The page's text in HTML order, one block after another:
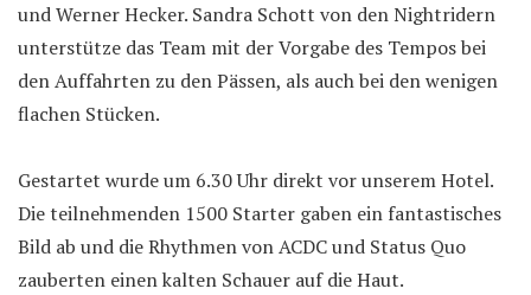
und Werner Hecker. Sandra Schott von den Nightridern
unterstütze das Team mit der Vorgabe des Tempos bei
den Auffahrten zu den Pässen, als auch bei den wenigen
flachen Stücken.
Gestartet wurde um 6.30 Uhr direkt vor unserem Hotel.
Die teilnehmenden 1500 Starter gaben ein fantastisches
Bild ab und die Rhythmen von ACDC und Status Quo
zauberten einen kalten Schauer auf die Haut.